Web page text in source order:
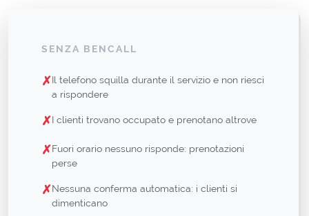
SENZA BENCALL
✗Il telefono squilla durante il servizio e non riesci
a rispondere
✗I clienti trovano occupato e prenotano altrove
✗Fuori orario nessuno risponde: prenotazioni
perse
✗Nessuna conferma automatica: i clienti si
dimenticano